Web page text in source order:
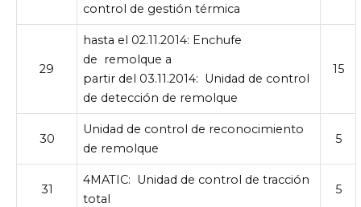
control de gestión térmica
29
hasta el 02.11.2014: Enchufe
de remolque a
partir del 03.11.2014: Unidad de control
de detección de remolque
15
30
Unidad de control de reconocimiento
de remolque
5
31
4MATIC: Unidad de control de tracción
total
5